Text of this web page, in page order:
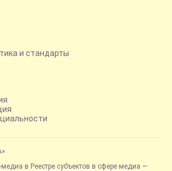
и стандарты
в Реестре субъектов в сфере медиа —